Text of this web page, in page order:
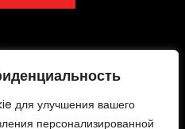
для улучшения вашего
персонализированной